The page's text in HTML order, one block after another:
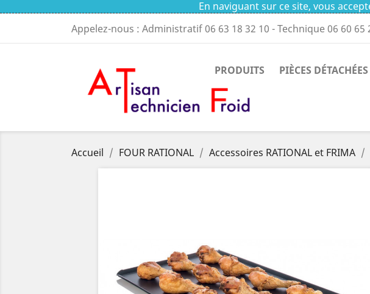
En naviguant sur ce site, vous
Appelez-nous : Administratif06 63 18 32 10 - Technique 06 60 65
PRODUITS PIÈCES DÉTACHÉES
Accueil FOUR RATIONAL Accessoires RATIONAL et FRIMA